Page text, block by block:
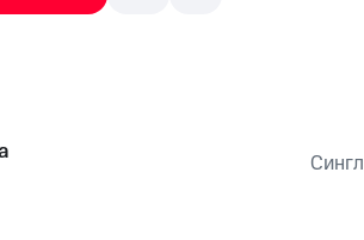
Сингл